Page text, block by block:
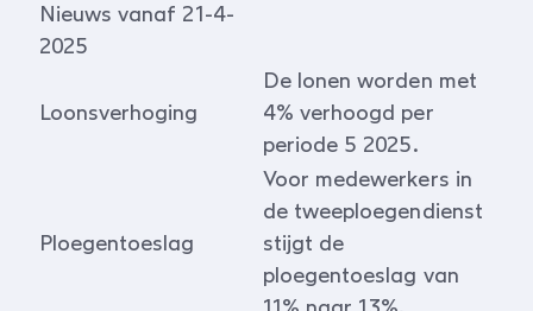
Nieuws vanaf 21-4-
2025
Loonsverhoging
De lonen worden met
4% verhoogd per
periode 5 2025.
Ploegentoeslag
Voor medewerkers in
de tweeploegendienst
stijgt de
ploegentoeslag van